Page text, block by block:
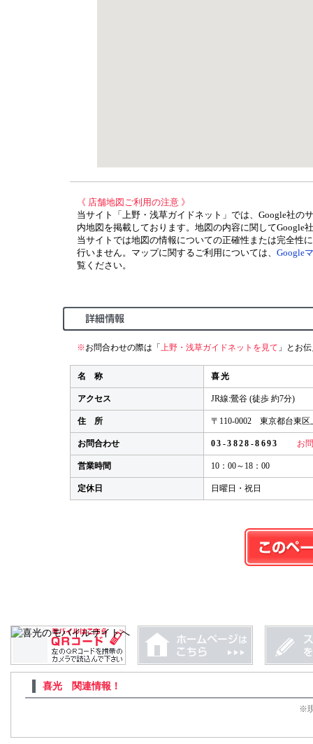
《 店舗地図ご利用の注意 》
当サイト「上野・浅草ガイドネット」では、Google社の
内地図を掲載しております。地図の内容に関してGoogle
当サイトでは地図の情報についての正確性または完全性
行いません。マップに関するご利用については、 Google
覧ください。
※お問合わせの際は「 上野・浅草ガイドネットを見て 」とお
名 称 喜光
アクセス JR線:鶯谷 (徒歩 約7分)
住 所 〒110-0002 東京都台東
お問合わせ 03-3828-8693 お問
営業時間 10：00～18：00
定休日 日曜日・祝日
喜光 関連情報！
※